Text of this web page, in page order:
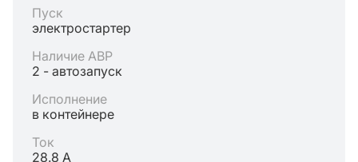
Пуск
электростартер
Наличие АВР
2 - автозапуск
Исполнение
в контейнере
Ток
28.8 А